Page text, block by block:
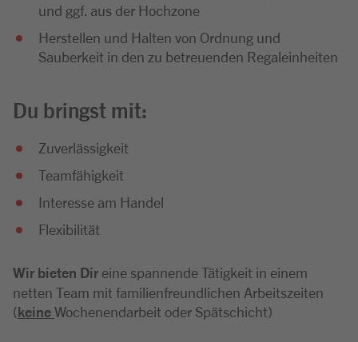
und ggf. aus der Hochzone
Herstellen und Halten von Ordnung und
Sauberkeit in den zu betreuenden Regaleinheiten
Du bringst mit:
Zuverlässigkeit
Teamfähigkeit
Interesse am Handel
Flexibilität
Wir bieten Dir eine spannende Tätigkeit in einem
netten Team mit familienfreundlichen Arbeitszeiten
(keineWochenendarbeit oder Spätschicht)